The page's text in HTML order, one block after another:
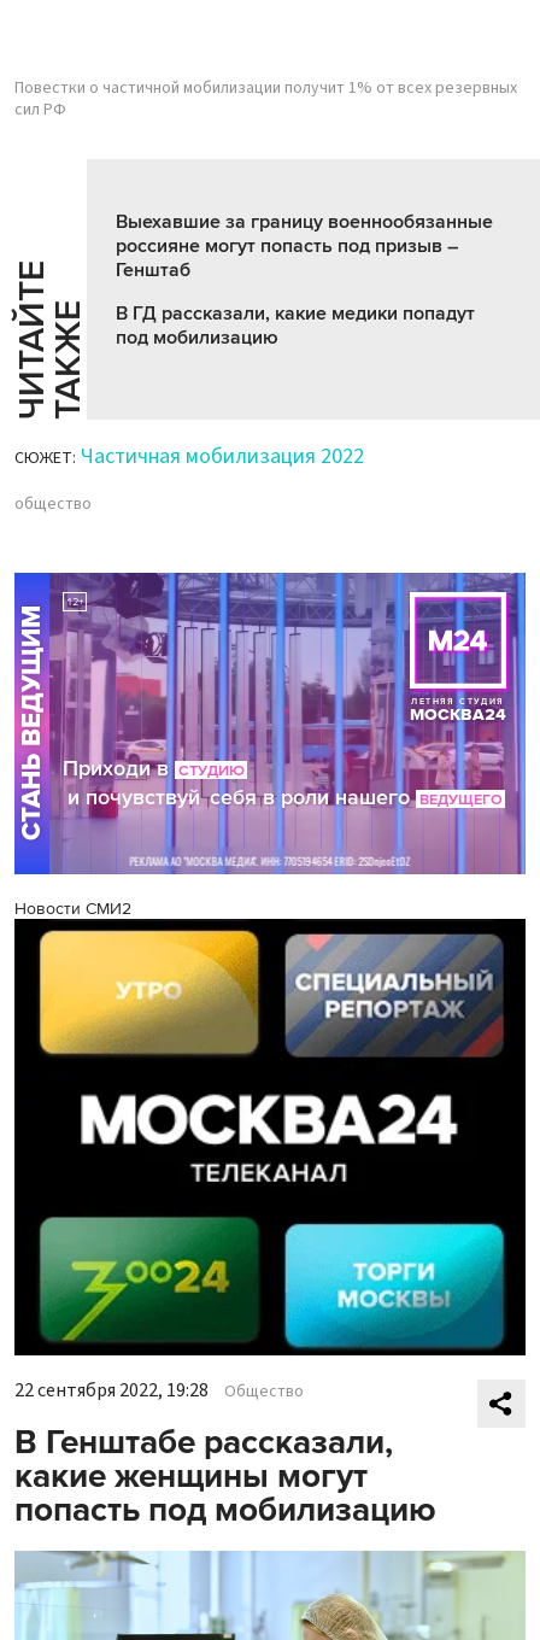
Повестки о частичной мобилизации получит 1% от всех резервных
сил РФ
Ч
И
Т
АЙ
Т
Е
Т
А
К
ЖЕ
Выехавшие за границу военнообязанные
россияне могут попасть под призыв –
Генштаб
В ГД рассказали, какие медики попадут
под мобилизацию
СЮЖЕТ: Частичная мобилизация 2022
общество
Новости СМИ2
22 сентября 2022, 19:28 Общество
В Генштабе рассказали,
какие женщины могут
попасть под мобилизацию